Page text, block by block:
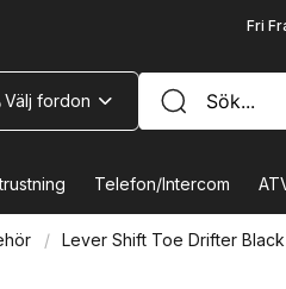
Fri
Välj fordon
Telefon/Intercom
Lever Shift Toe Drifter Black